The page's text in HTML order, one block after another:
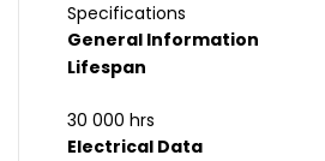
Specifications
General Information
Lifespan
30 000 hrs
Electrical Data